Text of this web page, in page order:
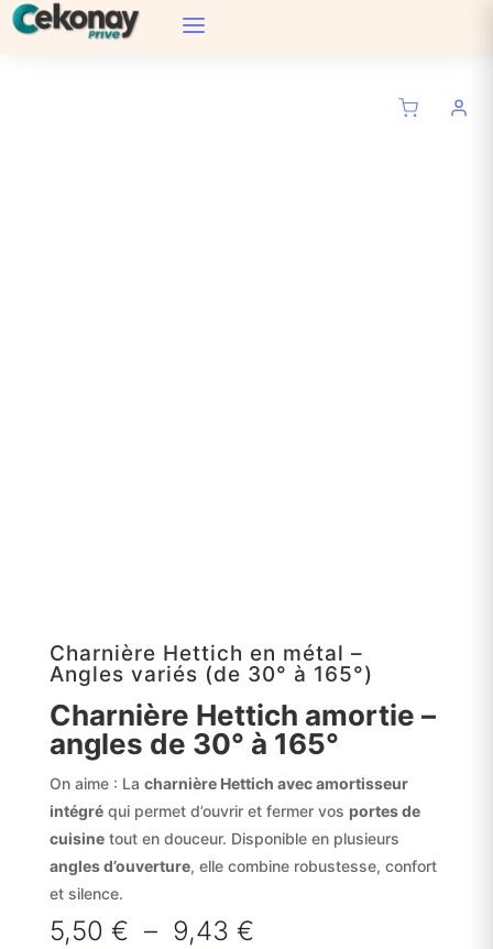
Charnière Hettich en métal –
Angles variés (de 30° à 165°)
Charnière Hettich amortie –
angles de 30° à 165°
On aime : La charnière Hettich avec amortisseur
intégréqui permet d’ouvrir et fermer vos portes de
cuisinetout en douceur. Disponible en plusieurs
angles d’ouverture, elle combine robustesse, confort
et silence.
5,50 € – 9,43 €Plage